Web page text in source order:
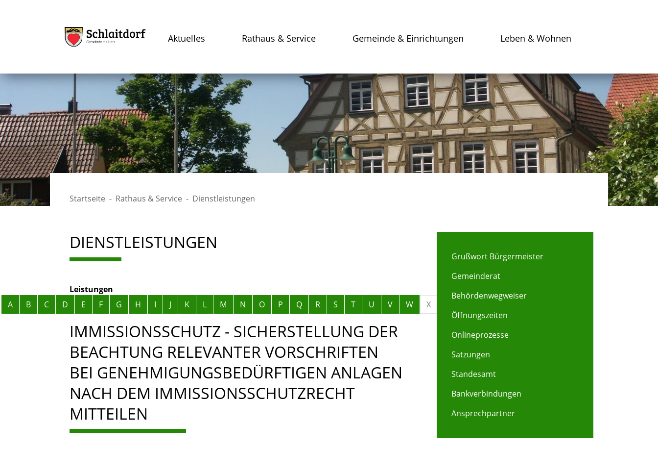
Aktuelles Rathaus & Service Gemeinde & Einrichtungen Leben & Wohnen
Startseite Rathaus & Service Dienstleistungen
DIENSTLEISTUNGEN
Leistungen
Alphabetisches Register überspringen
A B C D E F G H I J K L M N O P Q R S T U V W X
IMMISSIONSSCHUTZ - SICHERSTELLUNG DER
BEACHTUNG RELEVANTER VORSCHRIFTEN
BEI GENEHMIGUNGSBEDÜRFTIGEN ANLAGEN
NACH DEM IMMISSIONSSCHUTZRECHT
MITTEILEN
Grußwort Bürgermeister
Gemeinderat
Behördenwegweiser
Öffnungszeiten
Onlineprozesse
Satzungen
Standesamt
Bankverbindungen
Ansprechpartner